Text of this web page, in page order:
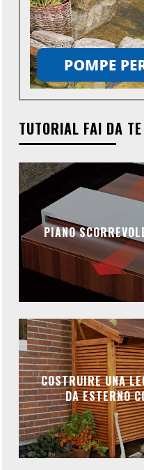
TUTORIAL FAI DA TE
PIANO
COSTRUIRE UNA
DA ESTERNO